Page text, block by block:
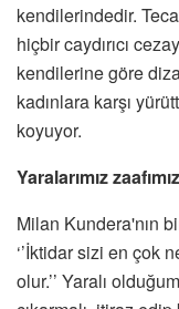
kendilerindedir.
hiçbir caydırıcı
kendilerine göre
kadınlara karşı
koyuyor.
Yaralarımız
Milan Kundera'nın
‘’İktidar sizi en çok
olur.’’ Yaralı